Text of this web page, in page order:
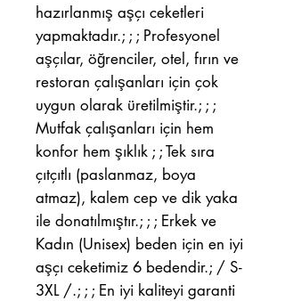
hazırlanmış aşçı ceketleri
yapmaktadır.; ; ; Profesyonel
aşçılar, öğrenciler, otel, fırın ve
restoran çalışanları için çok
uygun olarak üretilmiştir.; ; ;
Mutfak çalışanları için hem
konfor hem şıklık ; ; Tek sıra
çıtçıtlı (paslanmaz, boya
atmaz), kalem cep ve dik yaka
ile donatılmıştır.; ; ; Erkek ve
Kadın (Unisex) beden için en iyi
aşçı ceketimiz 6 bedendir.; / S-
3XL /.; ; ; En iyi kaliteyi garanti